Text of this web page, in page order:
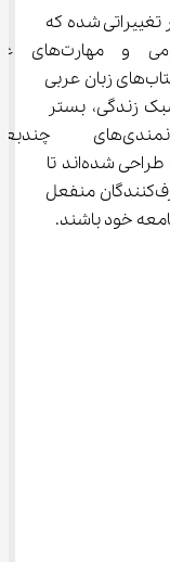
تغییراتی شده که
به تنوع و گسترش دانش عمومی
دانش‌آموزان کمک می‌کند. اضافه شدن کتاب‌های زبان عربی
زندگی، بستر
مناسبی برای توسعه
دانش‌آموزان فراهم می‌آورد. این تغییرات طراحی شده‌اند تا
به دانش‌آموزان کمک کنند تا نه تنها مصرف‌کنندگان منفعل